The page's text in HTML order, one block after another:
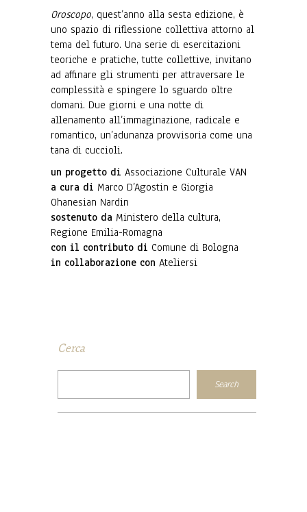
Oroscopo, quest’anno alla sesta edizione, è
uno spazio di riflessione collettiva attorno al
tema del futuro. Una serie di esercitazioni
teoriche e pratiche, tutte collettive, invitano
ad affinare gli strumenti per attraversare le
complessità e spingere lo sguardo oltre
domani. Due giorni e una notte di
allenamento all’immaginazione, radicale e
romantico, un’adunanza provvisoria come una
tana di cuccioli.
un progetto di Associazione Culturale VAN
a cura di Marco D’Agostin e Giorgia
Ohanesian Nardin
sostenuto da Ministero della cultura,
Regione Emilia-Romagna
con il contributo di Comune di Bologna
in collaborazione con Ateliersi
Cerca